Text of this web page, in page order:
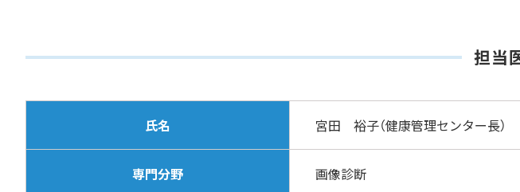
担当
氏名 宮田 裕子（健康管理センター長）
専門分野 画像診断